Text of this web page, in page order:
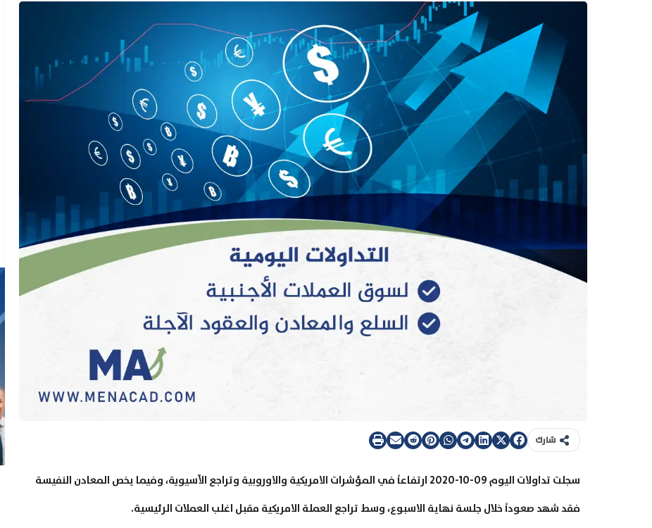
شارك
سجلت تداولات اليوم 09-10-2020 ارتفاعاً في المؤشرات الامريكية والاوروبية وتراجع الآسيوية، وفيما يخص المعادن النفيسة
فقد شهد صعوداً خلال جلسة نهاية الاسبوع، وسط تراجع العملة الامريكية مقبل اغلب العملات الرئيسية.